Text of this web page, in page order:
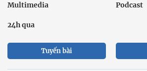
Multimedia Podcast
24h qua
Tuyến bài